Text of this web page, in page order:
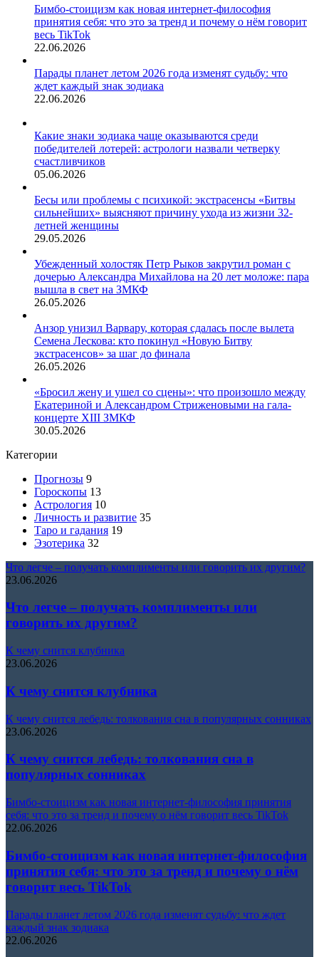
Бимбо-стоицизм как новая интернет-философия
принятия себя: что это за тренд и почему о нём говорит
весь TikTok
22.06.2026
Парады планет летом 2026 года изменят судьбу: что
ждет каждый знак зодиака
22.06.2026
Какие знаки зодиака чаще оказываются среди
победителей лотерей: астрологи назвали четверку
счастливчиков
05.06.2026
Бесы или проблемы с психикой: экстрасенсы «Битвы
сильнейших» выясняют причину ухода из жизни 32-
летней женщины
29.05.2026
Убежденный холостяк Петр Рыков закрутил роман с
дочерью Александра Михайлова на 20 лет моложе: пара
вышла в свет на ЗМКФ
26.05.2026
Анзор унизил Варвару, которая сдалась после вылета
Семена Лескова: кто покинул «Новую Битву
экстрасенсов» за шаг до финала
26.05.2026
«Бросил жену и ушел со сцены»: что произошло между
Екатериной и Александром Стриженовыми на гала-
концерте XIII ЗМКФ
30.05.2026
Категории
Прогнозы 9
Гороскопы 13
Астрология 10
Личность и развитие 35
Таро и гадания 19
Эзотерика 32
Что легче – получать комплименты или говорить их другим?
23.06.2026
Что легче – получать комплименты или
говорить их другим?
К чему снится клубника
23.06.2026
К чему снится клубника
К чему снится лебедь: толкования сна в популярных сонниках
23.06.2026
К чему снится лебедь: толкования сна в
популярных сонниках
Бимбо-стоицизм как новая интернет-философия принятия
себя: что это за тренд и почему о нём говорит весь TikTok
22.06.2026
Бимбо-стоицизм как новая интернет-философия
принятия себя: что это за тренд и почему о нём
говорит весь TikTok
Парады планет летом 2026 года изменят судьбу: что ждет
каждый знак зодиака
22.06.2026